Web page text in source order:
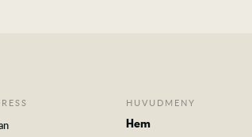
HUVUDMENY
Hem